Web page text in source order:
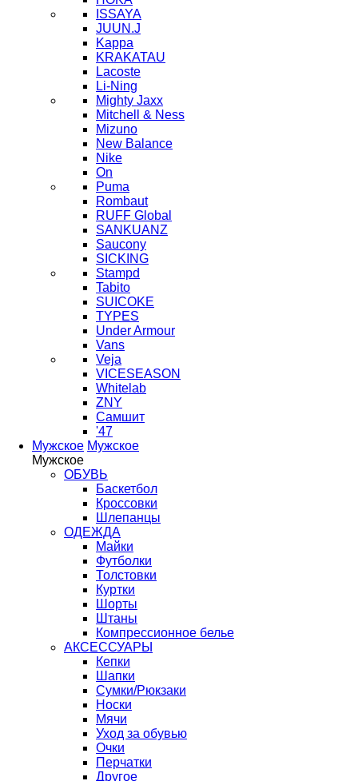
ISSAYA
JUUN.J
Kappa
KRAKATAU
Lacoste
Li-Ning
Mighty Jaxx
Mitchell & Ness
Mizuno
New Balance
Nike
On
Puma
Rombaut
RUFF Global
SANKUANZ
Saucony
SICKING
Stampd
Tabito
SUICOKE
TYPES
Under Armour
Vans
Veja
VICESEASON
Whitelab
ZNY
Самшит
'47
Мужское Мужское
Мужское
ОБУВЬ
Баскетбол
Кроссовки
Шлепанцы
ОДЕЖДА
Майки
Футболки
Толстовки
Куртки
Шорты
Штаны
Компрессионное белье
АКСЕССУАРЫ
Кепки
Шапки
Сумки/Рюкзаки
Носки
Мячи
Уход за обувью
Очки
Перчатки
Другое